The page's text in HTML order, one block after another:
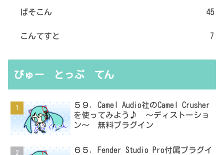
ぱそこん 45
こんてすと 7
びゅー とっぷ てん
５９．Camel Audio社のCamel Crusher
を使ってみよう♪ ～ディストーショ
ン～ 無料プラグイン
６５．Fender Studio Pro付属プラグイ